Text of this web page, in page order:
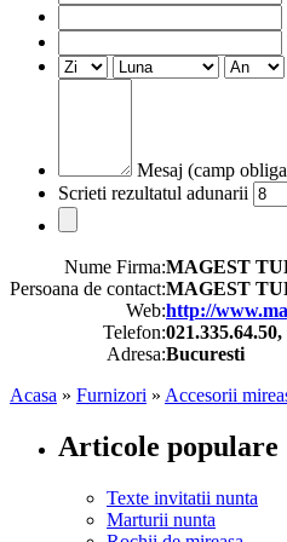
Mesaj (camp
Scrieti rezultatul adunarii
Nume Firma:MAGEST
Persoana de contact:MAGEST
Web:http://
Telefon:
Adresa:Bucuresti
Acasa » Furnizori » Accesorii
Articole populare
Texte invitatii nunta
Marturii nunta